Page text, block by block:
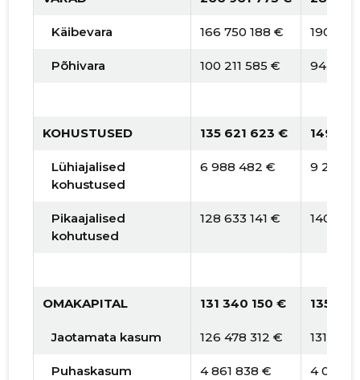
Käibevara 166 750 188 € 190
Põhivara 100 211 585 € 94 605
KOHUSTUSED 135 621 623 € 149
Lühiajalised
kohustused
6 988 482 € 9 250
Pikaajalised
kohutused
128 633 141 € 140
OMAKAPITAL 131 340 150 € 135
Jaotamata kasum 126 478 312 € 131 340
Puhaskasum 4 861 838 € 4 038